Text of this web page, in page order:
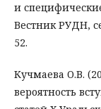
и
Вестник РУДН,
52.
Кучмаева О.В.
вероятность